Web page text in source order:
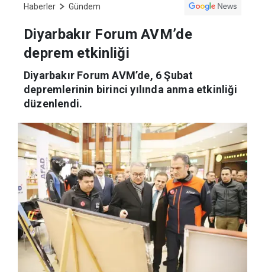
Diyarbakır Forum AVM’de
deprem etkinliği
Diyarbakır Forum AVM’de, 6 Şubat
depremlerinin birinci yılında anma etkinliği